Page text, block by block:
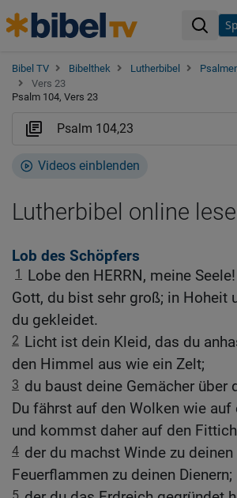
Bibel TV Bibelthek Lutherbibel
Vers 23
Psalm 104, Vers 23
Videos einblenden
Lutherbibel online
Lob des Schöpfers
1
Lobe den HERRN, meine
Gott, du bist sehr groß; in Hoheit
du gekleidet.
2 Licht ist dein Kleid, das du
den Himmel aus wie ein Zelt;
3 du baust deine Gemächer über
Du fährst auf den Wolken wie auf
und kommst daher auf den
4 der du machst Winde zu deinen
Feuerflammen zu deinen Dienern;